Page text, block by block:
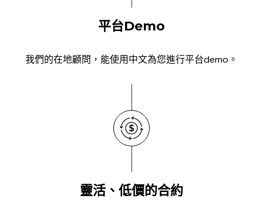
平台Demo
我們的在地顧問，能使用中文為您進行平台demo。
靈活、低價的合約